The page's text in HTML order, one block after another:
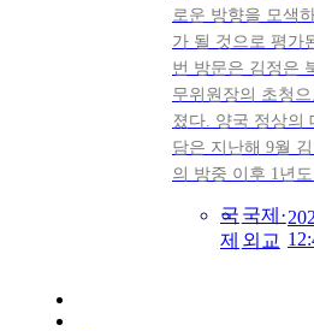
로운 방향을 모색
가 될 것으로 평가
번 방문은 김정은
무위원장의 초청으
졌다. 양국 정상의
담은 지난해 9월
의 방중 이후 1년
국
제
국제·
외교